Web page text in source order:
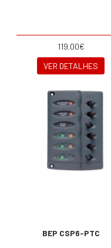
119.00€
VER DETALHES
BEP CSP6-PTC